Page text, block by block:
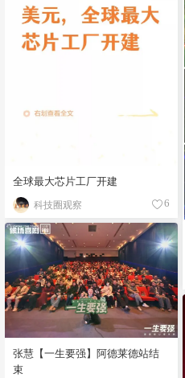
全球最大芯片工厂开建
科技圈观察 6
张慧【一生要强】阿德莱德站结
束